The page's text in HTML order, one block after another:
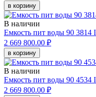
в корзину
В наличии
Емкость пит воды 90 3814
2 669 800.00 ₽
в корзину
В наличии
Емкость пит воды 90 4534
2 669 800.00 ₽